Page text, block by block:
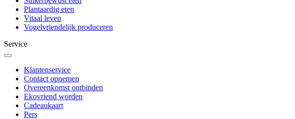
Plantaardig eten
Vitaal leven
Vogelvriendelijk produceren
Service
Klantenservice
Contact opnemen
Overeenkomst ontbinden
Ekovriend worden
Cadeaukaart
Pers